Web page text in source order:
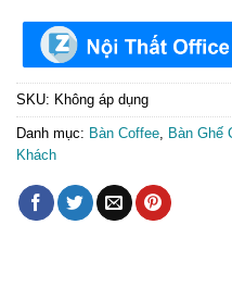
SKU: Không áp dụng
Danh mục: Bàn Coffee Bàn Ghế
Khách